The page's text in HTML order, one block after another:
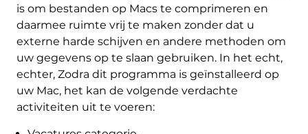
is om bestanden op Macs te comprimeren en
daarmee ruimte vrij te maken zonder dat u
externe harde schijven en andere methoden om
uw gegevens op te slaan gebruiken. In het echt,
echter, Zodra dit programma is geïnstalleerd op
uw Mac, het kan de volgende verdachte
activiteiten uit te voeren: